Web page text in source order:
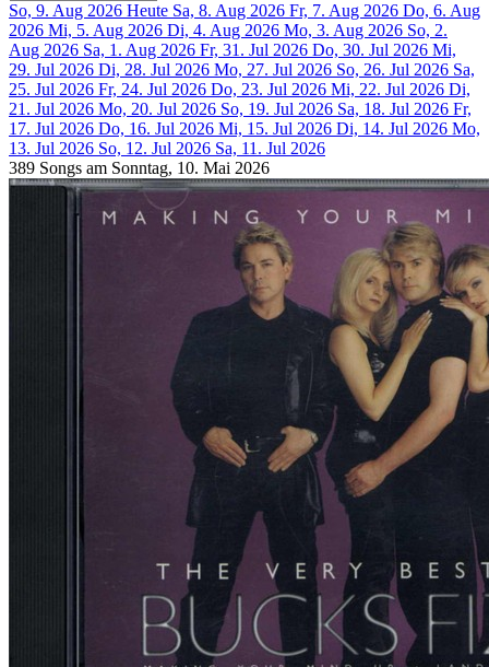
So, 9. Aug 2026 Heute Sa, 8. Aug 2026 Fr, 7. Aug 2026 Do, 6. Aug
2026 Mi, 5. Aug 2026 Di, 4. Aug 2026 Mo, 3. Aug 2026 So, 2.
Aug 2026 Sa, 1. Aug 2026 Fr, 31. Jul 2026 Do, 30. Jul 2026 Mi,
29. Jul 2026 Di, 28. Jul 2026 Mo, 27. Jul 2026 So, 26. Jul 2026 Sa,
25. Jul 2026 Fr, 24. Jul 2026 Do, 23. Jul 2026 Mi, 22. Jul 2026 Di,
21. Jul 2026 Mo, 20. Jul 2026 So, 19. Jul 2026 Sa, 18. Jul 2026 Fr,
17. Jul 2026 Do, 16. Jul 2026 Mi, 15. Jul 2026 Di, 14. Jul 2026 Mo,
13. Jul 2026 So, 12. Jul 2026 Sa, 11. Jul 2026
389 Songs am Sonntag, 10. Mai 2026